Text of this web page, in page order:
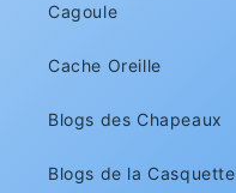
Cagoule
Cache Oreille
Blogs des Chapeaux
Blogs de la Casquette